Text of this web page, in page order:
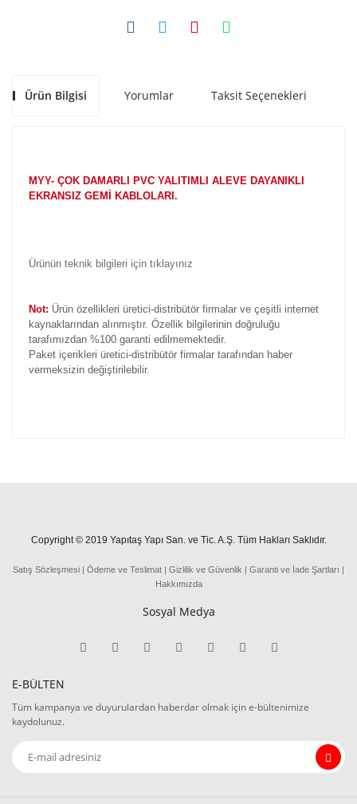
Ürün Bilgisi Yorumlar Taksit Seçenekleri
MYY- ÇOK DAMARLI PVC YALITIMLI ALEVE DAYANIKLI
EKRANSIZ GEMİ KABLOLARI.
Ürünün teknik bilgileri için tıklayınız
Not: Ürün özellikleri üretici-distribütör firmalar ve çeşitli internet
kaynaklarından alınmıştır. Özellik bilgilerinin doğruluğu
tarafımızdan %100 garanti edilmemektedir.
Paket içerikleri üretici-distribütör firmalar tarafından haber
vermeksizin değiştirilebilir.
Copyright © 2019 Yapıtaş Yapı San. ve Tic. A.Ş. Tüm Hakları Saklıdır.
Satış Sözleşmesi | Ödeme ve Teslimat | Gizlilik ve Güvenlik | Garanti ve İade Şartları |
Hakkımızda
Sosyal Medya
E-BÜLTEN
Tüm kampanya ve duyurulardan haberdar olmak için e-bültenimize
kaydolunuz.